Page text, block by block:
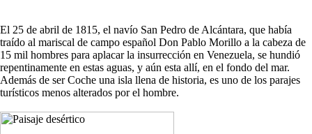
El 25 de abril de 1815, el navío San Pedro de Alcántara, que había
traído al mariscal de campo español Don Pablo Morillo a la cabeza de
15 mil hombres para aplacar la insurrección en Venezuela, se hundió
repentinamente en estas aguas, y aún esta allí, en el fondo del mar.
Además de ser Coche una isla llena de historia, es uno de los parajes
turísticos menos alterados por el hombre.